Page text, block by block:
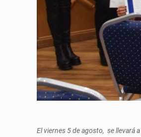
El viernes 5 de agosto, se llevará